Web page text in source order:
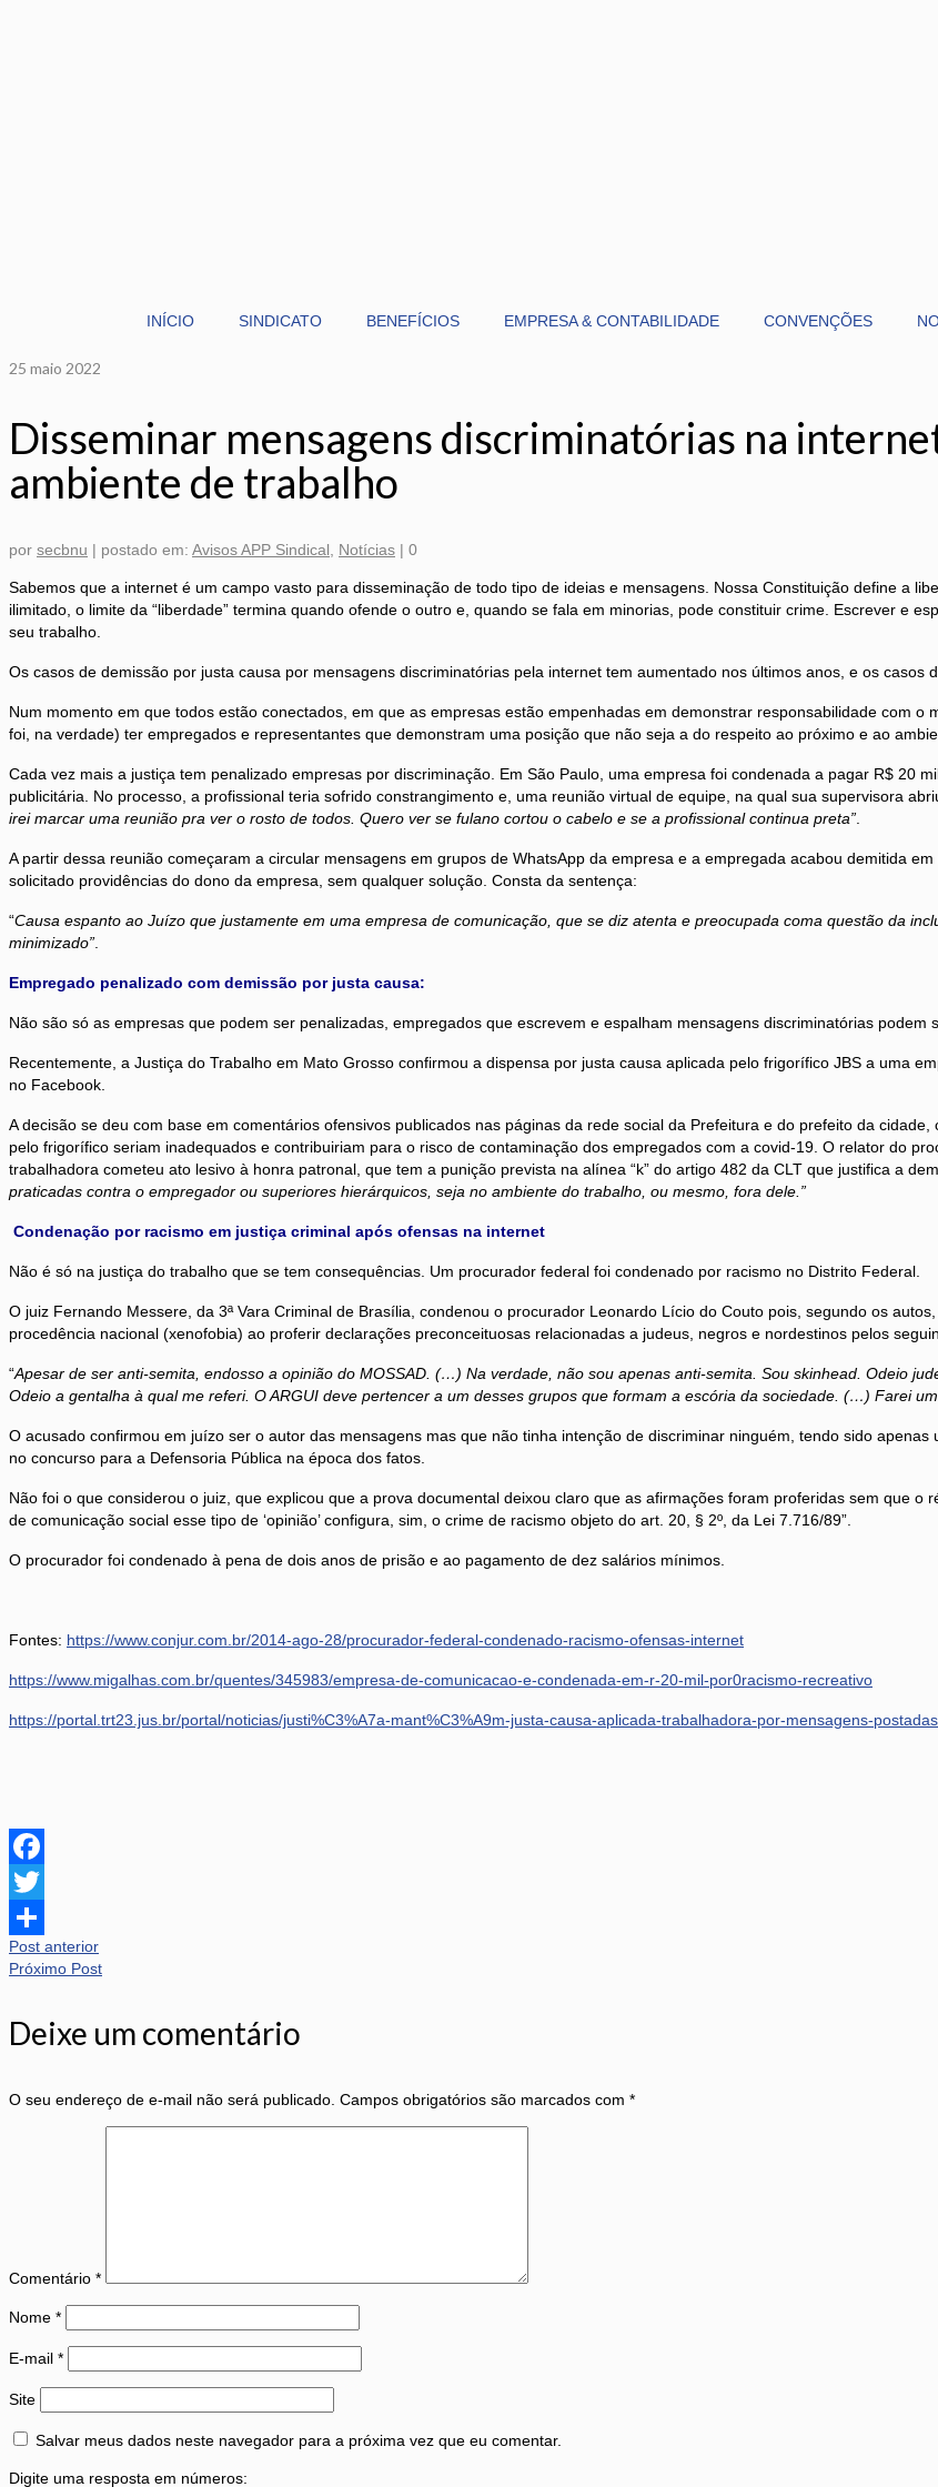
INÍCIO SINDICATO BENEFÍCIOS EMPRESA & CONTABILIDADE CONVENÇÕES
25 maio 2022
Disseminar mensagens discriminatórias na
ambiente de trabalho
por secbnu | postado em: Avisos APP Sindical Notícias | 0
Sabemos que a internet é um campo vasto para disseminação de todo tipo de ideias e mensagens. Nossa Constituição define a
ilimitado, o limite da “liberdade” termina quando ofende o outro e, quando se fala em minorias, pode constituir crime. Escrever e
seu trabalho.
Os casos de demissão por justa causa por mensagens discriminatórias pela internet tem aumentado nos últimos anos, e os casos
Num momento em que todos estão conectados, em que as empresas estão empenhadas em demonstrar responsabilidade com
foi, na verdade) ter empregados e representantes que demonstram uma posição que não seja a do respeito ao próximo e ao
Cada vez mais a justiça tem penalizado empresas por discriminação. Em São Paulo, uma empresa foi condenada a pagar R$ 20
publicitária. No processo, a profissional teria sofrido constrangimento e, uma reunião virtual de equipe, na qual sua supervisora
irei marcar uma reunião pra ver o rosto de todos. Quero ver se fulano cortou o cabelo e se a profissional continua preta”
A partir dessa reunião começaram a circular mensagens em grupos de WhatsApp da empresa e a empregada acabou demitida
solicitado providências do dono da empresa, sem qualquer solução. Consta da sentença:
“Causa espanto ao Juízo que justamente em uma empresa de comunicação, que se diz atenta e preocupada coma questão da
minimizado”
Empregado penalizado com demissão por justa causa:
Não são só as empresas que podem ser penalizadas, empregados que escrevem e espalham mensagens discriminatórias podem
Recentemente, a Justiça do Trabalho em Mato Grosso confirmou a dispensa por justa causa aplicada pelo frigorífico JBS a uma
no Facebook.
A decisão se deu com base em comentários ofensivos publicados nas páginas da rede social da Prefeitura e do prefeito da
pelo frigorífico seriam inadequados e contribuiriam para o risco de contaminação dos empregados com a covid-19. O relator do
trabalhadora cometeu ato lesivo à honra patronal, que tem a punição prevista na alínea “k” do artigo 482 da CLT que justifica a
praticadas contra o empregador ou superiores hierárquicos, seja no ambiente do trabalho, ou mesmo, fora dele.”
Condenação por racismo em justiça criminal após ofensas na internet
Não é só na justiça do trabalho que se tem consequências. Um procurador federal foi condenado por racismo no Distrito Federal.
O juiz Fernando Messere, da 3ª Vara Criminal de Brasília, condenou o procurador Leonardo Lício do Couto pois, segundo os
procedência nacional (xenofobia) ao proferir declarações preconceituosas relacionadas a judeus, negros e nordestinos pelos
“Apesar de ser anti-semita, endosso a opinião do MOSSAD. (…) Na verdade, não sou apenas anti-semita. Sou skinhead. Odeio
Odeio a gentalha à qual me referi. O ARGUI deve pertencer a um desses grupos que formam a escória da sociedade. (…) Farei
O acusado confirmou em juízo ser o autor das mensagens mas que não tinha intenção de discriminar ninguém, tendo sido
no concurso para a Defensoria Pública na época dos fatos.
Não foi o que considerou o juiz, que explicou que a prova documental deixou claro que as afirmações foram proferidas sem que
de comunicação social esse tipo de ‘opinião’ configura, sim, o crime de racismo objeto do art. 20, § 2º, da Lei 7.716/89”.
O procurador foi condenado à pena de dois anos de prisão e ao pagamento de dez salários mínimos.
Fontes: https://www.conjur.com.br/2014-ago-28/procurador-federal-condenado-racismo-ofensas-internet
https://www.migalhas.com.br/quentes/345983/empresa-de-comunicacao-e-condenada-em-r-20-mil-por0racismo-recreativo
https://portal.trt23.jus.br/portal/noticias/justi%C3%A7a-mant%C3%A9m-justa-causa-aplicada-trabalhadora-por-mensagens-
Facebook
Twitter
Share
Post anterior
Próximo Post
Deixe um comentário
O seu endereço de e-mail não será publicado. Campos obrigatórios são marcados com *
Comentário *
Nome *
E-mail *
Site
Salvar meus dados neste navegador para a próxima vez que eu comentar.
Digite uma resposta em números: